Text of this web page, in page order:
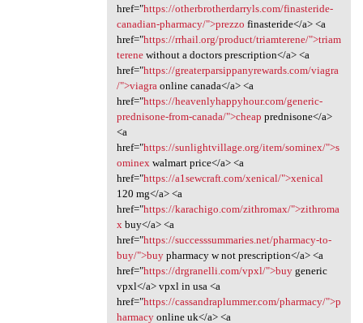
href="https://otherbrotherdarryls.com/finasteride-
canadian-pharmacy/">prezzo finasteride</a> <a
href="https://rrhail.org/product/triamterene/">triam
terenewithout a doctors prescription</a> <a
href="https://greaterparsippanyrewards.com/viagra
/">viagra online canada</a> <a
href="https://heavenlyhappyhour.com/generic-
prednisone-from-canada/">cheap prednisone</a>
<a
href="https://sunlightvillage.org/item/sominex/">s
ominex walmart price</a> <a
href="https://a1sewcraft.com/xenical/">xenical
120 mg</a> <a
href="https://karachigo.com/zithromax/">zithroma
x buy</a> <a
href="https://successsummaries.net/pharmacy-to-
buy/">buypharmacy w not prescription</a> <a
href="https://drgranelli.com/vpxl/">buygeneric
vpxl</a> vpxl in usa <a
href="https://cassandraplummer.com/pharmacy/">p
harmacyonline uk</a> <a